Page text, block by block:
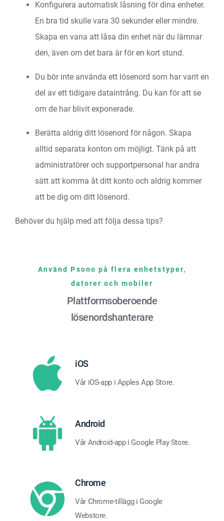
Konfigurera automatisk låsning för dina enheter.
En bra tid skulle vara 30 sekunder eller mindre.
Skapa en vana att låsa din enhet när du lämnar
den, även om det bara är för en kort stund.
Du bör inte använda ett lösenord som har varit en
del av ett tidigare dataintrång. Du kan för att se
om de har blivit exponerade.
Berätta aldrig ditt lösenord för någon. Skapa
alltid separata konton om möjligt. Tänk på att
administratörer och supportpersonal har andra
sätt att komma åt ditt konto och aldrig kommer
att be dig om ditt lösenord.
Behöver du hjälp med att följa dessa tips?
Använd Psono på flera enhetstyper,
datorer och mobiler
Plattformsoberoende
lösenordshanterare
iOS
Vår iOS-app i Apples App Store.
Android
Vår Android-app i Google Play Store.
Chrome
Vår Chrome-tillägg i Google
Webstore.